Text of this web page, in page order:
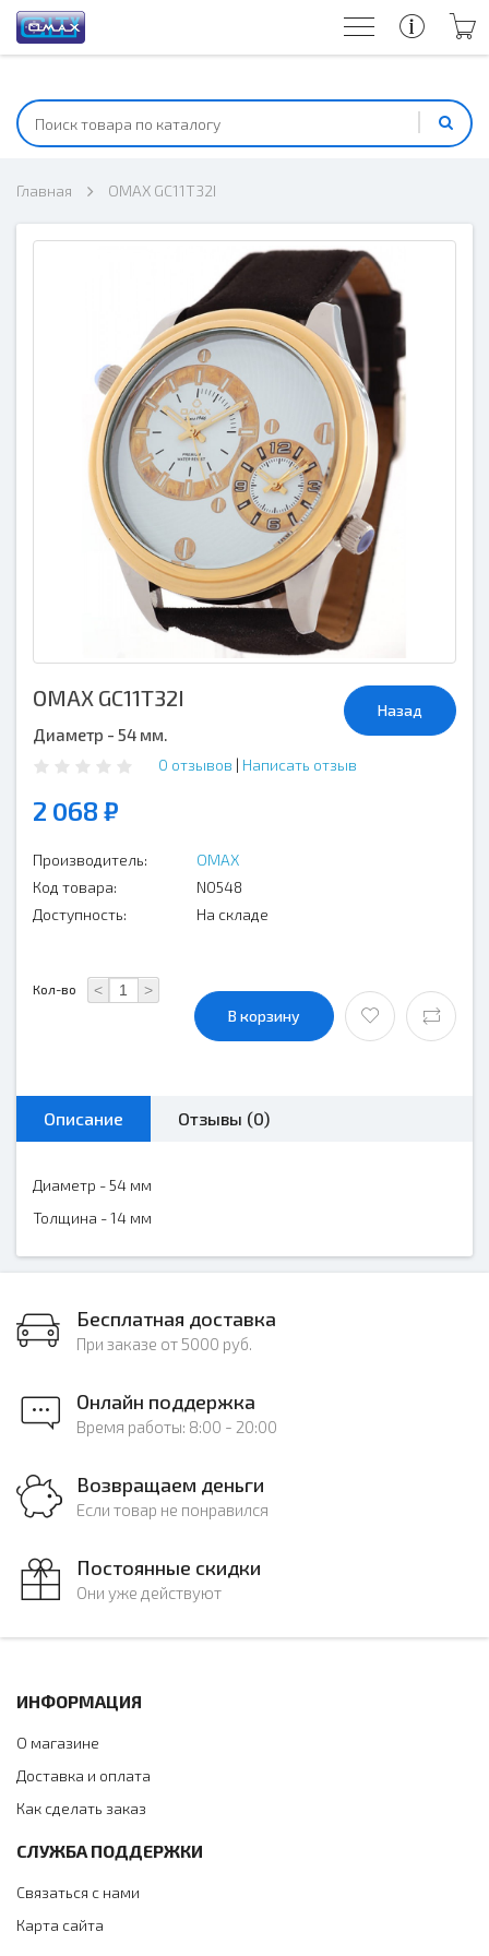
Главная OMAX GC11T32I
Назад
OMAX GC11T32I
Диаметр - 54 мм.
0 отзывов | Написать отзыв
2 068 ₽
Производитель:
OMAX
Код товара:
N0548
Доступность:
На складе
Кол-во < >
В корзину
Описание Отзывы (0)
Диаметр - 54 мм
Толщина - 14 мм
Бесплатная доставка
При заказе от 5000 руб.
Онлайн поддержка
Время работы: 8:00 - 20:00
Возвращаем деньги
Если товар не понравился
Постоянные скидки
Они уже действуют
ИНФОРМАЦИЯ
О магазине
Доставка и оплата
Как сделать заказ
СЛУЖБА ПОДДЕРЖКИ
Связаться с нами
Карта сайта